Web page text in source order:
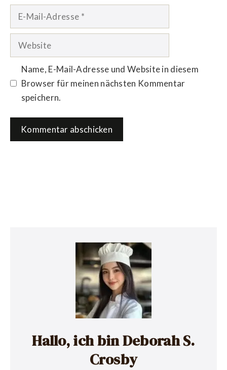
Website
Name, E-Mail-Adresse und Website in diesem
Browser für meinen nächsten Kommentar
speichern.
Hallo, ich bin Deborah S.
Crosby